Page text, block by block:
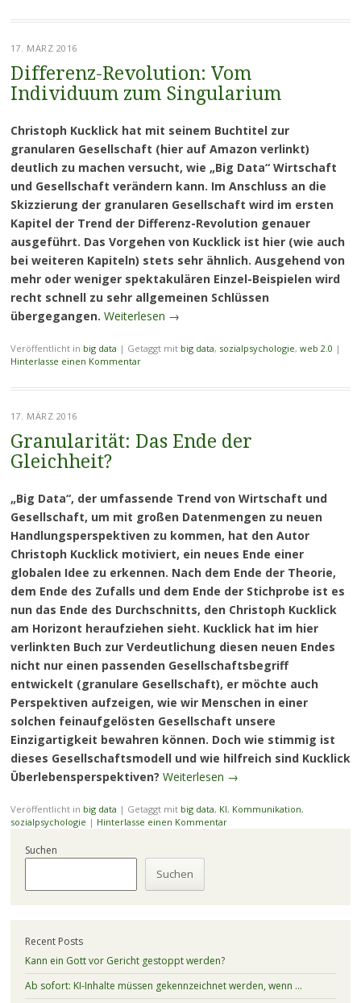
17. MÄRZ 2016
Differenz-Revolution: Vom
Individuum zum Singularium
Christoph Kucklick hat mit seinem Buchtitel zur
granularen Gesellschaft (hier auf Amazon verlinkt)
deutlich zu machen versucht, wie „Big Data“ Wirtschaft
und Gesellschaft verändern kann. Im Anschluss an die
Skizzierung der granularen Gesellschaft wird im ersten
Kapitel der Trend der Differenz-Revolution genauer
ausgeführt. Das Vorgehen von Kucklick ist hier (wie auch
bei weiteren Kapiteln) stets sehr ähnlich. Ausgehend von
mehr oder weniger spektakulären Einzel-Beispielen wird
recht schnell zu sehr allgemeinen Schlüssen
übergegangen. Weiterlesen →
Veröffentlicht in big data | Getaggt mit big data, sozialpsychologie, web 2.0 |
Hinterlasse einen Kommentar
17. MÄRZ 2016
Granularität: Das Ende der
Gleichheit?
„Big Data“, der umfassende Trend von Wirtschaft und
Gesellschaft, um mit großen Datenmengen zu neuen
Handlungsperspektiven zu kommen, hat den Autor
Christoph Kucklick motiviert, ein neues Ende einer
globalen Idee zu erkennen. Nach dem Ende der Theorie,
dem Ende des Zufalls und dem Ende der Stichprobe ist es
nun das Ende des Durchschnitts, den Christoph Kucklick
am Horizont heraufziehen sieht. Kucklick hat im hier
verlinkten Buch zur Verdeutlichung diesen neuen Endes
nicht nur einen passenden Gesellschaftsbegriff
entwickelt (granulare Gesellschaft), er möchte auch
Perspektiven aufzeigen, wie wir Menschen in einer
solchen feinaufgelösten Gesellschaft unsere
Einzigartigkeit bewahren können. Doch wie stimmig ist
dieses Gesellschaftsmodell und wie hilfreich sind Kucklick
Überlebensperspektiven? Weiterlesen →
Veröffentlicht in big data | Getaggt mit big data, KI, Kommunikation,
sozialpsychologie | Hinterlasse einen Kommentar
Suchen
Suchen
Recent Posts
Kann ein Gott vor Gericht gestoppt werden?
Ab sofort: KI-Inhalte müssen gekennzeichnet werden, wenn …